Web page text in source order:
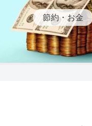
節約・お金